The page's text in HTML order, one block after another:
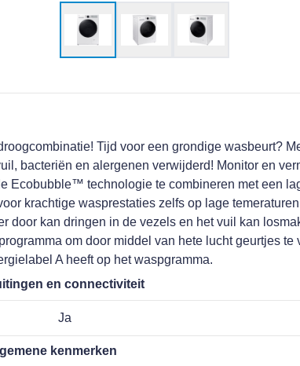
Tijd voor een grondige wasbeurt?
bacteriën en alergenen verwijderd! Monitor en
Ecobubble™ technologie te combineren met een
krachtige wasprestaties zelfs op lage
kan dringen in de vezels en het vuil kan
om door middel van hete lucht geurtjes
A heeft op het waspgramma.
en connectiviteit
Ja
kenmerken